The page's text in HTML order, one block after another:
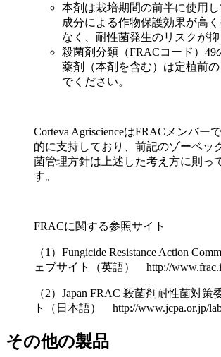
本剤は栽培期間の前半に使用
成分による作物保護効果が高
なく、耐性菌発生のリスクが抑
殺菌剤分類（FRACコード）49
薬剤（本剤を含む）は定植前
でください。
Corteva AgriscienceはFRACメンバー
的に支持しており、前記のゾーベッ
菌管理方針は上述した考え方に則っ
す。
FRACに関する参照サイト
（1）Fungicide Resistance Action
ェブサイト（英語） http://
（2）Japan FRAC 殺菌剤耐性菌対策
ト（日本語） http://www.jcpa.or.jp/
その他の製品